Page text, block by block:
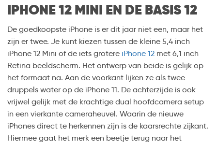
IPHONE 12 MINI EN DE BASIS 12
De goedkoopste iPhone is er dit jaar niet een, maar het
zijn er twee. Je kunt kiezen tussen de kleine 5,4 inch
iPhone 12 Mini of de iets grotere iPhone 12 met 6,1 inch
Retina beeldscherm. Het ontwerp van beide is gelijk op
het formaat na. Aan de voorkant lijken ze als twee
druppels water op de iPhone 11. De achterzijde is ook
vrijwel gelijk met de krachtige dual hoofdcamera setup
in een vierkante cameraheuvel. Waarin de nieuwe
iPhones direct te herkennen zijn is de kaarsrechte zijkant.
Hiermee gaat het merk een beetje terug naar het